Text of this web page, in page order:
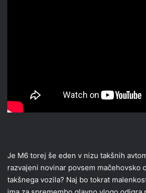
Je M6 torej še eden v nizu takšnih
razvajeni novinar povsem mačehovsko
takšnega vozila? Naj bo tokrat